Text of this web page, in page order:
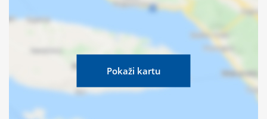
Pokaži kartu